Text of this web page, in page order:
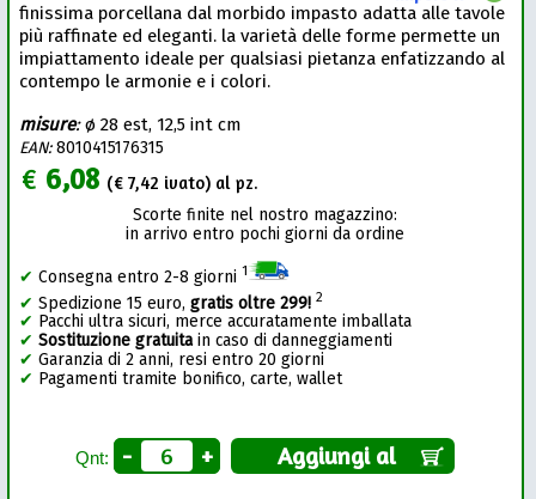
finissima porcellana dal morbido impasto adatta alle tavole
più raffinate ed eleganti. la varietà delle forme permette un
impiattamento ideale per qualsiasi pietanza enfatizzando al
contempo le armonie e i colori.
misure:ø 28 est, 12,5 int cm
EAN:8010415176315
€ 6,08 (€7,42 ivato) al pz.
Scorte finite nel nostro magazzino:
in arrivo entro pochi giorni da ordine
✔ Consegna entro 2-8 giorni 1
✔ Spedizione 15 euro,gratis oltre 299! 2
✔ Pacchi ultra sicuri, merce accuratamente imballata
✔ Sostituzione gratuitain caso di danneggiamenti
✔ Garanzia di 2 anni, resi entro 20 giorni
✔ Pagamenti tramite bonifico, carte, wallet
Qnt: - + Aggiungi al